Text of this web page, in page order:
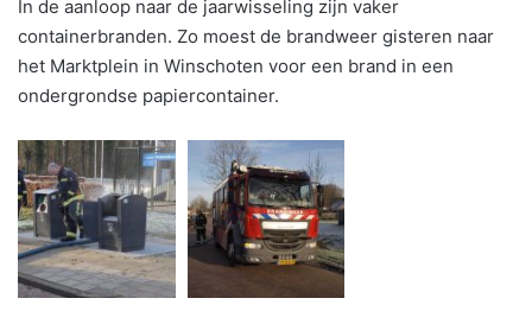
In de aanloop naar de jaarwisseling zijn vaker
containerbranden. Zo moest de brandweer gisteren naar
het Marktplein in Winschoten voor een brand in een
ondergrondse papiercontainer.